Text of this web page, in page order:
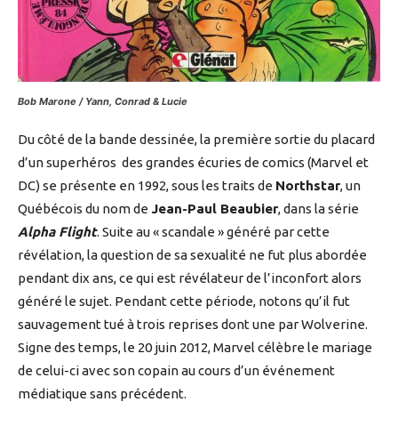
Bob Marone / Yann, Conrad & Lucie
Du côté de la bande dessinée, la première sortie du placard
d’un superhéros des grandes écuries de comics (Marvel et
DC) se présente en 1992, sous les traits de Northstar, un
Québécois du nom de Jean-Paul Beaubier, dans la série
Alpha Flight. Suite au « scandale » généré par cette
révélation, la question de sa sexualité ne fut plus abordée
pendant dix ans, ce qui est révélateur de l’inconfort alors
généré le sujet. Pendant cette période, notons qu’il fut
sauvagement tué à trois reprises dont une par Wolverine.
Signe des temps, le 20 juin 2012, Marvel célèbre le mariage
de celui-ci avec son copain au cours d’un événement
médiatique sans précédent.